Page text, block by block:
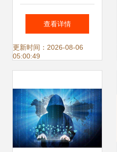
络信息安全软件开
发 守护网络环境的
查看详情
更新时间：2026-08-06
05:00:49